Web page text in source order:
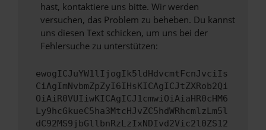
hast, kontaktiere uns bitte. Wir werden
versuchen, das Problem zu beheben. Du kannst
uns diesen Text schicken, um uns bei der
Fehlersuche zu unterstützen:
ewogICJuYW1lIjogIk5ldHdvcmtFcnJvciIs
CiAgImNvbmZpZyI6IHsKICAgICJtZXRob2Qi
OiAiR0VUIiwKICAgICJ1cmwiOiAiaHR0cHM6
Ly9hcGkueC5ha3MtcHJvZC5hdWRhcmlzLm5l
dC92MS9jbGllbnRzLzIxNDIvd2Vic2l0ZS12